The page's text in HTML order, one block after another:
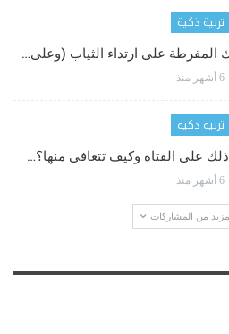
تربية ذكية
على ارتداء الثياب (وعلى…
6 أشهر منذ
تربية ذكية
على الفتاة وكيف تتعافى منها؟…
6 أشهر منذ
من المشاركات